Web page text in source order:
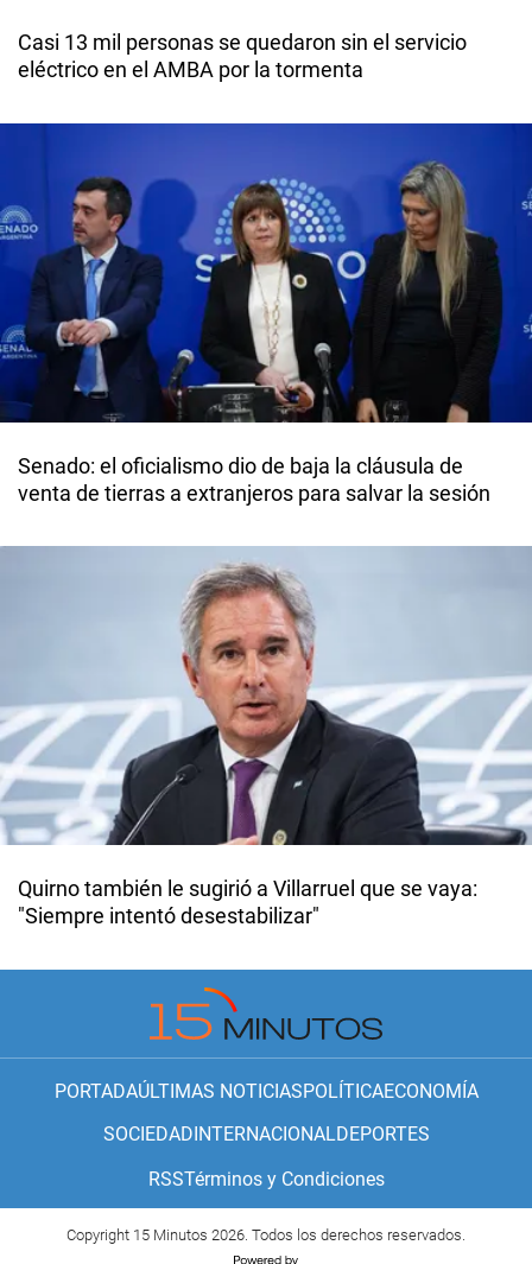
Casi 13 mil personas se quedaron sin el servicio
eléctrico en el AMBA por la tormenta
Senado: el oficialismo dio de baja la cláusula de
venta de tierras a extranjeros para salvar la sesión
Quirno también le sugirió a Villarruel que se vaya:
"Siempre intentó desestabilizar"
PORTADAÚLTIMAS NOTICIASPOLÍTICAECONOMÍA
SOCIEDAD INTERNACIONALDEPORTES
RSSTérminos y Condiciones
Copyright 15 Minutos 2026. Todos los derechos reservados.